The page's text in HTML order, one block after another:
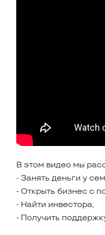
В этом видео мы
- Занять деньги у
- Открыть бизнес с
- Найти инвестора;
- Получить